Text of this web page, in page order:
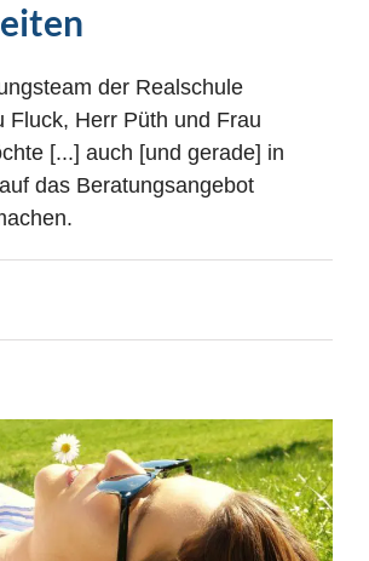
der Realschule
Fluck, Herr Püth und Frau
[...] auch [und gerade] in
das Beratungsangebot